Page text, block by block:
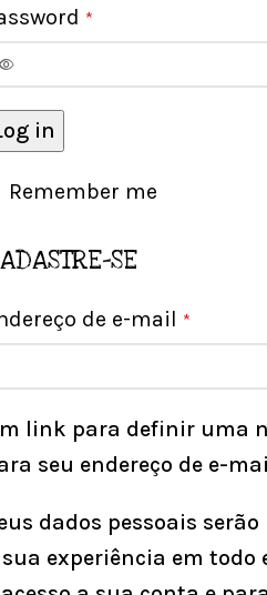
*
in
Remember me
SE
de e-mail *
link para definir uma
seu endereço de e-
dados pessoais
experiência em todo